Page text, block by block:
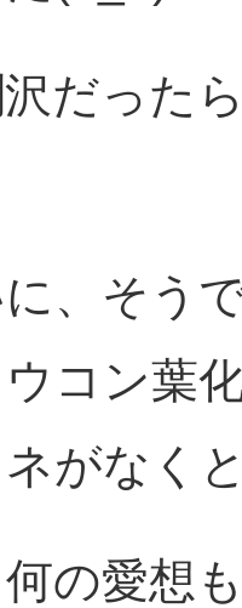
だった
、そう
コン葉
がなく
の愛想